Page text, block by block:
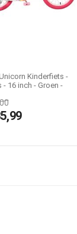
Kinderfiets -
- 16 inch - Groen -